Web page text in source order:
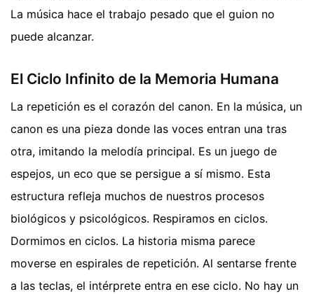
La música hace el trabajo pesado que el guion no
puede alcanzar.
El Ciclo Infinito de la Memoria Humana
La repetición es el corazón del canon. En la música, un
canon es una pieza donde las voces entran una tras
otra, imitando la melodía principal. Es un juego de
espejos, un eco que se persigue a sí mismo. Esta
estructura refleja muchos de nuestros procesos
biológicos y psicológicos. Respiramos en ciclos.
Dormimos en ciclos. La historia misma parece
moverse en espirales de repetición. Al sentarse frente
a las teclas, el intérprete entra en ese ciclo. No hay un